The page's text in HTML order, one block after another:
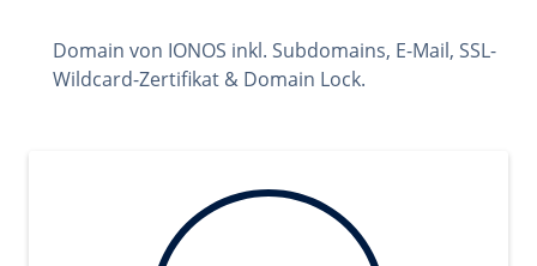
Domain von IONOS inkl. Subdomains, E-Mail, SSL-
Wildcard-Zertifikat & Domain Lock.